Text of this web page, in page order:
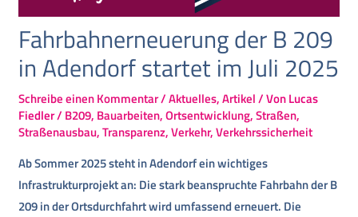
Fahrbahnerneuerung der B 209
in Adendorf startet im Juli 2025
Schreibe einen Kommentar/Aktuelles,Artikel/ VonLucas
Fiedler/ B209, Bauarbeiten,Ortsentwicklung,Straßen,
Straßenausbau,Transparenz,Verkehr,Verkehrssicherheit
Ab Sommer 2025 steht in Adendorf ein wichtiges
Infrastrukturprojekt an: Die stark beanspruchte Fahrbahn der B
209 in der Ortsdurchfahrt wird umfassend erneuert. Die